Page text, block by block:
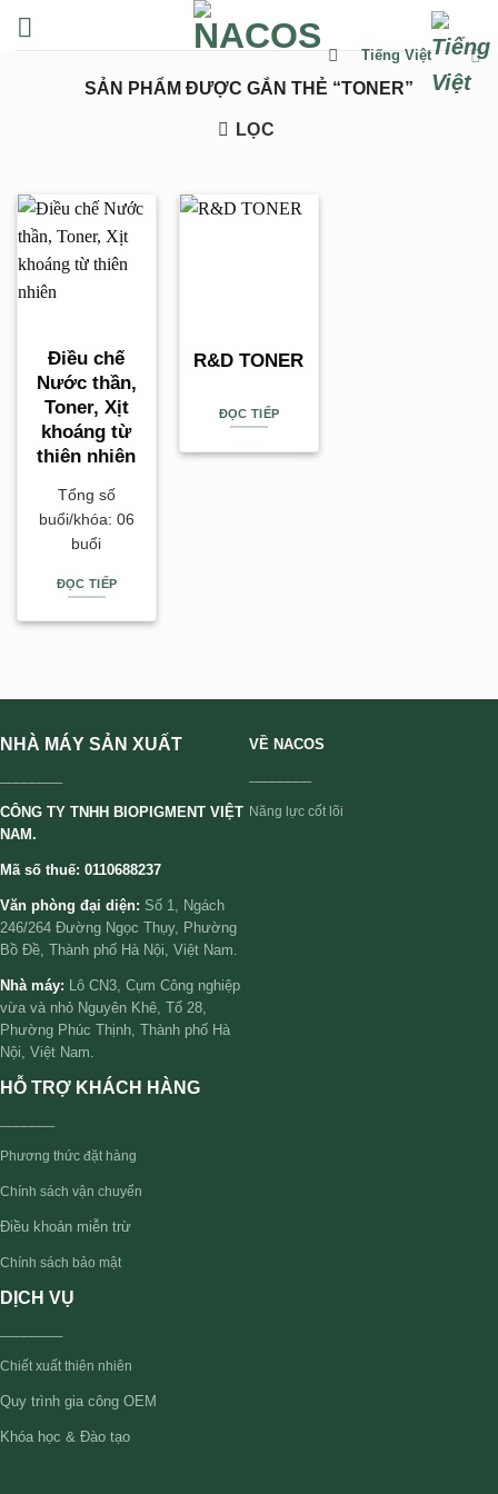
đến
Tiếng Việt
SẢN PHẨM ĐƯỢC GẮN THẺ “TONER”
LỌC
Điều chế
Nước thần,
Toner, Xịt
khoáng từ
thiên nhiên
Tổng số
buổi/khóa: 06
buổi
ĐỌC TIẾP
R&D TONER
ĐỌC TIẾP
NHÀ MÁY SẢN XUẤT
CÔNG TY TNHH BIOPIGMENT VIỆT
NAM.
Mã số thuế: 0110688237
Văn phòng đại diện: Số 1, Ngách
246/264 Đường Ngọc Thụy, Phường
Bồ Đề, Thành phố Hà Nội, Việt Nam.
Nhà máy:
Lô CN3, Cụm Công nghiệp
vừa và nhỏ Nguyên Khê, Tổ 28,
Phường Phúc Thịnh, Thành phố Hà
Nội, Việt Nam.
VỀ NACOS
Năng lực cốt lõi
HỖ TRỢ KHÁCH HÀNG
Phương thức đặt hàng
Chính sách vận chuyển
Điều khoản miễn trừ
Chính sách bảo mật
DỊCH VỤ
Chiết xuất thiên nhiên
Quy trình gia công OEM
Khóa học & Đào tạo